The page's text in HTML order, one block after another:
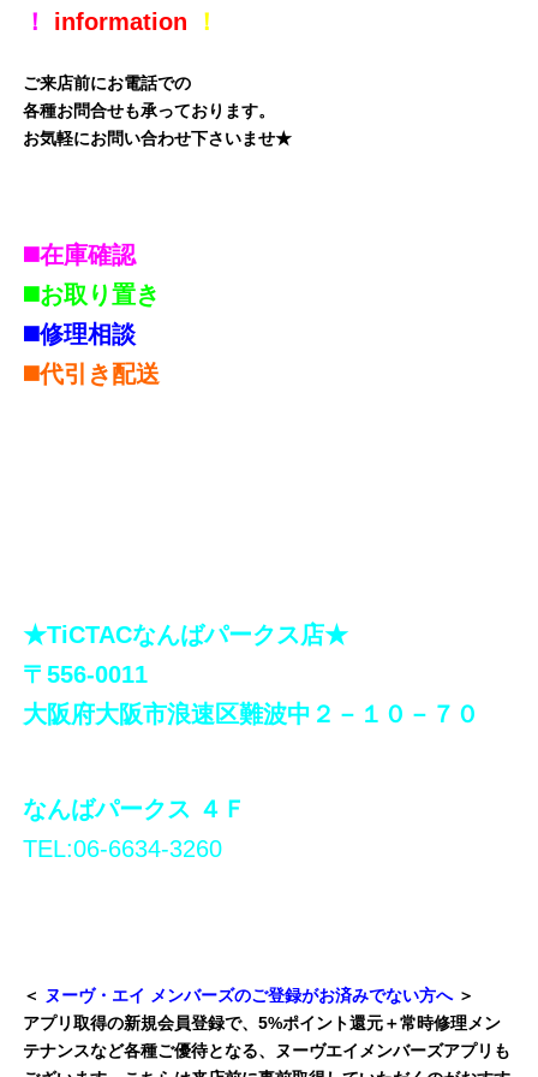
！ information ！
ご来店前にお電話での
各種お問合せも承っております。
お気軽にお問い合わせ下さいませ★
◼️在庫確認
◼️お取り置き
◼️修理相談
◼️代引き配送
★TiCTACなんばパークス店★
〒556-0011
大阪府大阪市浪速区難波中２－１０－７０
なんばパークス ４Ｆ
TEL:06-6634-3260
＜ ヌーヴ・エイ メンバーズのご登録がお済みでない方へ ＞
アプリ取得の新規会員登録で、5%ポイント還元＋常時修理メン
テナンスなど各種ご優待となる、ヌーヴエイメンバーズアプリも